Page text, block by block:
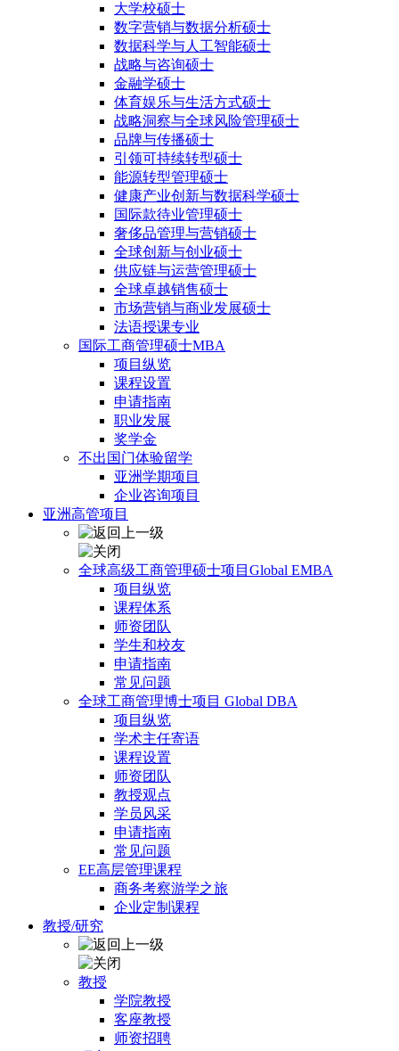
大学校硕士
数字营销与数据分析硕士
数据科学与人工智能硕士
战略与咨询硕士
金融学硕士
体育娱乐与生活方式硕士
战略洞察与全球风险管理硕士
品牌与传播硕士
引领可持续转型硕士
能源转型管理硕士
健康产业创新与数据科学硕士
国际款待业管理硕士
奢侈品管理与营销硕士
全球创新与创业硕士
供应链与运营管理硕士
全球卓越销售硕士
市场营销与商业发展硕士
法语授课专业
国际工商管理硕士MBA
项目纵览
课程设置
申请指南
职业发展
奖学金
不出国门体验留学
亚洲学期项目
企业咨询项目
亚洲高管项目
全球高级工商管理硕士项目Global EMBA
项目纵览
课程体系
师资团队
学生和校友
申请指南
常见问题
全球工商管理博士项目 Global DBA
项目纵览
学术主任寄语
课程设置
师资团队
教授观点
学员风采
申请指南
常见问题
EE高层管理课程
商务考察游学之旅
企业定制课程
教授/研究
教授
学院教授
客座教授
师资招聘